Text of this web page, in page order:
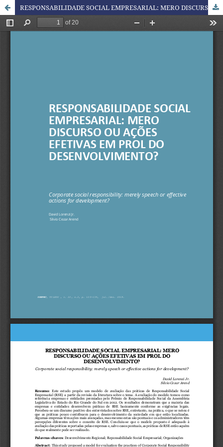
RESPONSABILIDADE SOCIAL EMPRESARIAL: MERO DISCURSO OU AÇÕES EFETIVAS EM PROL DO DESENVOLVIMENTO?